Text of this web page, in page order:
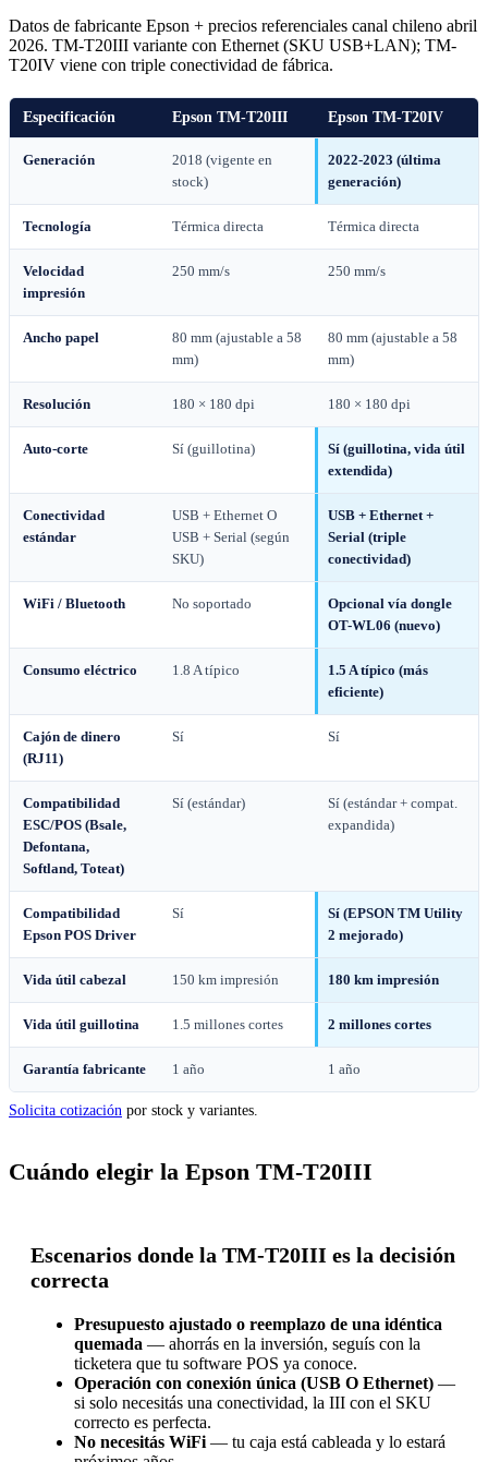
Datos de fabricante Epson + precios referenciales canal chileno abril
2026. TM-T20III variante con Ethernet (SKU USB+LAN); TM-
T20IV viene con triple conectividad de fábrica.
Especificación Epson TM-T20III Epson TM-T20IV
Generación
2018 (vigente en
stock)
2022-2023 (última
generación)
Tecnología Térmica directa Térmica directa
Velocidad
impresión
250 mm/s 250 mm/s
Ancho papel
80 mm (ajustable a 58
mm)
80 mm (ajustable a 58
mm)
Resolución 180 × 180 dpi 180 × 180 dpi
Auto-corte Sí (guillotina)
Sí (guillotina, vida útil
extendida)
Conectividad
estándar
USB + Ethernet O
USB + Serial (según
SKU)
USB + Ethernet +
Serial (triple
conectividad)
WiFi / Bluetooth No soportado
Opcional vía dongle
OT-WL06 (nuevo)
Consumo eléctrico 1.8 A típico
1.5 A típico (más
eficiente)
Cajón de dinero
(RJ11)
Sí Sí
Compatibilidad
ESC/POS (Bsale,
Defontana,
Softland, Toteat)
Sí (estándar)
Sí (estándar + compat.
expandida)
Compatibilidad
Epson POS Driver
Sí
Sí (EPSON TM Utility
2 mejorado)
Vida útil cabezal 150 km impresión 180 km impresión
Vida útil guillotina 1.5 millones cortes 2 millones cortes
Garantía fabricante 1 año 1 año
Solicita cotización por stock y variantes.
Cuándo elegir la Epson TM-T20III
Escenarios donde la TM-T20III es la decisión
correcta
Presupuesto ajustado o reemplazo de una idéntica
quemada — ahorrás en la inversión, seguís con la
ticketera que tu software POS ya conoce.
Operación con conexión única (USB O Ethernet) —
si solo necesitás una conectividad, la III con el SKU
correcto es perfecta.
No necesitás WiFi — tu caja está cableada y lo estará